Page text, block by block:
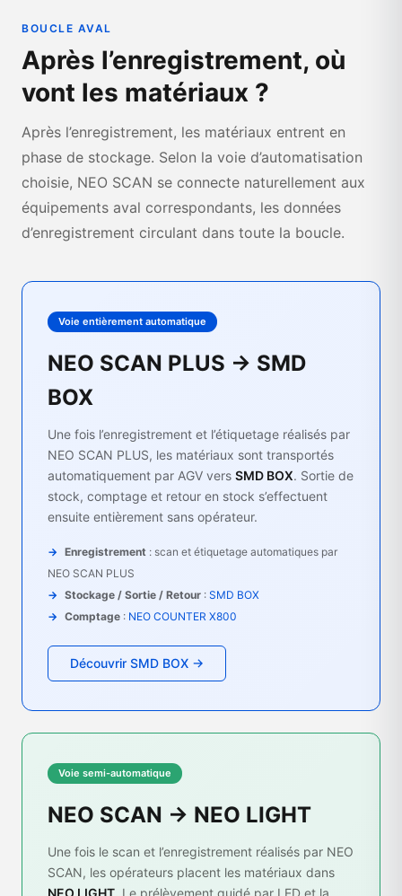
BOUCLE AVAL
Après l’enregistrement, où
vont les matériaux ?
Après l’enregistrement, les matériaux entrent en
phase de stockage. Selon la voie d’automatisation
choisie, NEO SCAN se connecte naturellement aux
équipements aval correspondants, les données
d’enregistrement circulant dans toute la boucle.
Voie entièrement automatique
NEO SCAN PLUS → SMD
BOX
Une fois l’enregistrement et l’étiquetage réalisés par
NEO SCAN PLUS, les matériaux sont transportés
automatiquement par AGV vers SMD BOX. Sortie de
stock, comptage et retour en stock s’effectuent
ensuite entièrement sans opérateur.
Enregistrement : scan et étiquetage automatiques par
NEO SCAN PLUS
Stockage / Sortie / Retour : SMD BOX
Comptage : NEO COUNTER X800
Découvrir SMD BOX →
Voie semi-automatique
NEO SCAN → NEO LIGHT
Une fois le scan et l’enregistrement réalisés par NEO
SCAN, les opérateurs placent les matériaux dans